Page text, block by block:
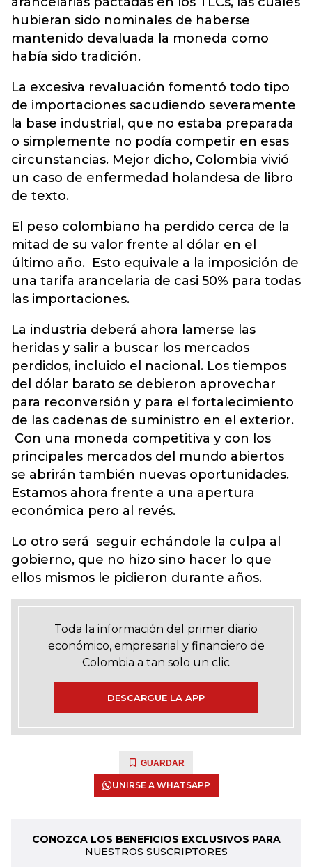
hubieran sido nominales de haberse
mantenido devaluada la moneda como
había sido tradición.
La excesiva revaluación fomentó todo tipo
de importaciones sacudiendo severamente
la base industrial, que no estaba preparada
o simplemente no podía competir en esas
circunstancias. Mejor dicho, Colombia vivió
un caso de enfermedad holandesa de libro
de texto.
El peso colombiano ha perdido cerca de la
mitad de su valor frente al dólar en el
último año. Esto equivale a la imposición de
una tarifa arancelaria de casi 50% para todas
las importaciones.
La industria deberá ahora lamerse las
heridas y salir a buscar los mercados
perdidos, incluido el nacional. Los tiempos
del dólar barato se debieron aprovechar
para reconversión y para el fortalecimiento
de las cadenas de suministro en el exterior.
Con una moneda competitiva y con los
principales mercados del mundo abiertos
se abrirán también nuevas oportunidades.
Estamos ahora frente a una apertura
económica pero al revés.
Lo otro será seguir echándole la culpa al
gobierno, que no hizo sino hacer lo que
ellos mismos le pidieron durante años.
Toda la información del primer diario
económico, empresarial y financiero de
Colombia a tan solo un clic
DESCARGUE LA APP
GUARDAR
UNIRSE A WHATSAPP
CONOZCA LOS BENEFICIOS EXCLUSIVOS PARA
NUESTROS SUSCRIPTORES